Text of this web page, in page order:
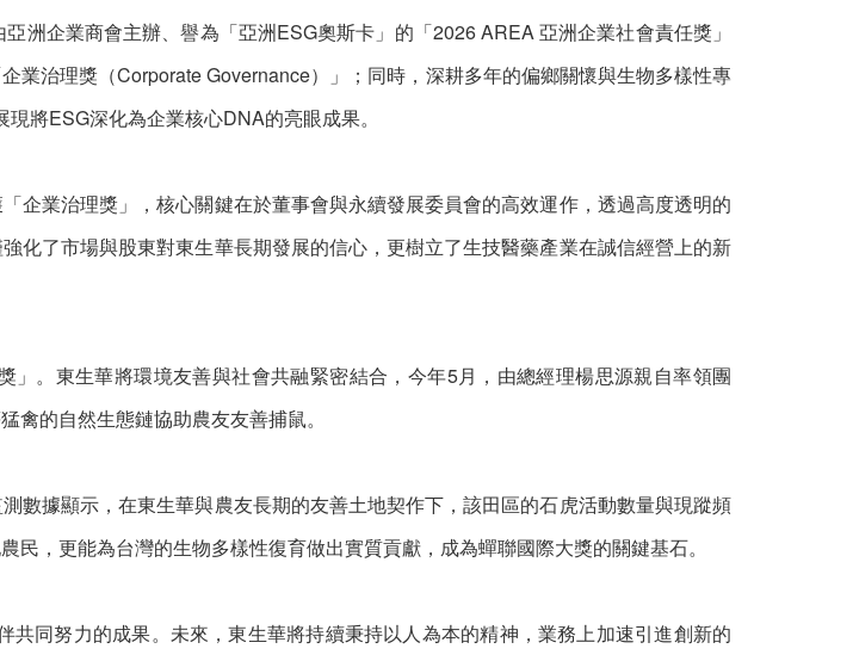
洲企業商會主辦、譽為「亞洲ESG奧斯卡」的「2026 AREA 亞洲企業社會責任獎」
業治理獎（Corporate Governance）」；同時，深耕多年的偏鄉關懷與生物多樣性專
將ESG深化為企業核心DNA的亮眼成果。
企業治理獎」，核心關鍵在於董事會與永續發展委員會的高效運作，透過高度透明的
化了市場與股東對東生華長期發展的信心，更樹立了生技醫藥產業在誠信經營上的新
。東生華將環境友善與社會共融緊密結合，今年5月，由總經理楊思源親自率領團
的自然生態鏈協助農友友善捕鼠。
數據顯示，在東生華與農友長期的友善土地契作下，該田區的石虎活動數量與現蹤頻
，更能為台灣的生物多樣性復育做出實質貢獻，成為蟬聯國際大獎的關鍵基石。
同努力的成果。未來，東生華將持續秉持以人為本的精神，業務上加速引進創新的